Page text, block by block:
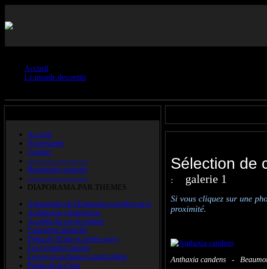
Accueil
Le.monde.des.petits
Accueil
Nouveautés
Contact
-------------------------
Recherche avancée
-------------------------
DIAPORAMA.PAR.THEMES
Aiguamolls.de.l'Emporda.et.arrière.pays
Andalousie.chaleureuse
Au.delà.du.cercle.polaire
Camargue.éternelle
Delta.de.l'Ebre.et.arrière.pays
Les.Grands.Causses
Lesvos.et.sa.faune.si.particulière
Plaine.de.la.Crau
Sélection de
: galerie 1
Si vous cliquez sur une
proximité.
Anthaxia candens -